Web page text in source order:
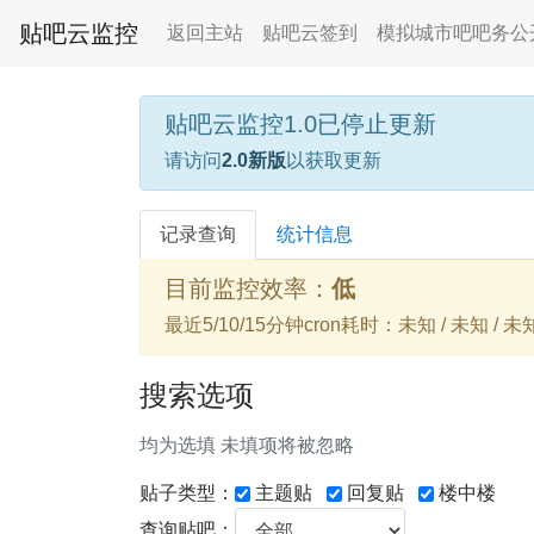
贴吧云监控 返回主站 贴吧云签到 模拟城市吧吧务公
贴吧云监控1.0已停止更新
请访问2.0新版 以获取更新
记录查询 统计信息
目前监控效率： 低
最近5/10/15分钟cron耗时：未知 / 未知 / 未
搜索选项
均为选填 未填项将被忽略
贴子类型： 主题贴 回复贴
楼中楼
查询贴吧：